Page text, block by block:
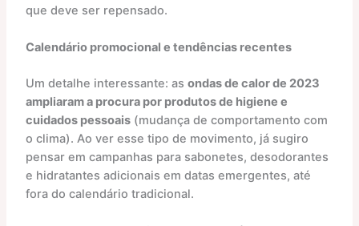
que deve ser repensado.
Calendário promocional e tendências recentes
Um detalhe interessante: as ondas de calor de 2023
ampliaram a procura por produtos de higiene e
cuidados pessoais(mudança de comportamento com
o clima). Ao ver esse tipo de movimento, já sugiro
pensar em campanhas para sabonetes, desodorantes
e hidratantes adicionais em datas emergentes, até
fora do calendário tradicional.